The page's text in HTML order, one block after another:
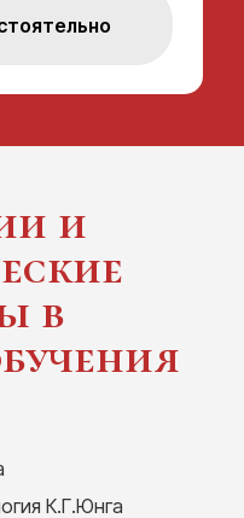
и
в
К.Г.Юнга